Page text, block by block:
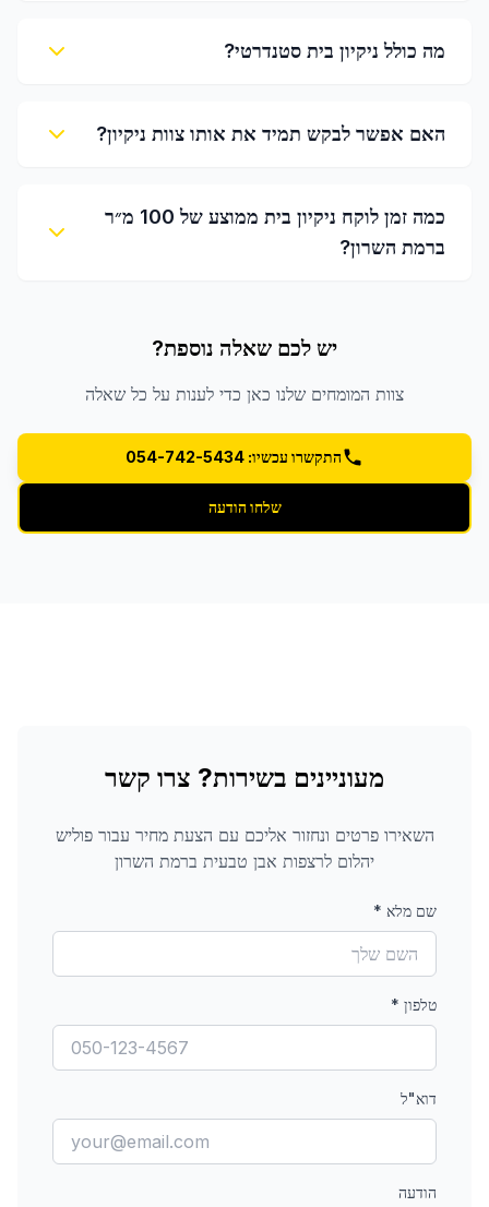
מה כולל ניקיון בית סטנדרטי?
האם אפשר לבקש תמיד את אותו צוות ניקיון?
כמה זמן לוקח ניקיון בית ממוצע של 100 מ״ר
ברמת השרון?
יש לכם שאלה נוספת?
צוות המומחים שלנו כאן כדי לענות על כל שאלה
התקשרו עכשיו: 054-742-5434
שלחו הודעה
מעוניינים בשירות? צרו קשר
השאירו פרטים ונחזור אליכם עם הצעת מחיר עבורפוליש
יהלום לרצפות אבן טבעית ברמת השרון
שם מלא *
טלפון *
דוא"ל
הודעה